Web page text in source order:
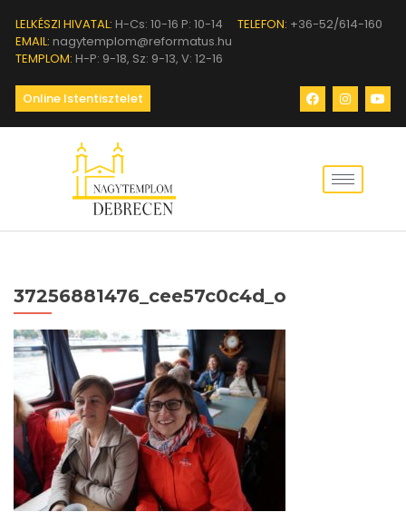
LELKÉSZI HIVATAL: H-Cs: 10-16 P: 10-14 TELEFON: +36-52/614-160
EMAIL: nagytemplom@reformatus.hu
TEMPLOM: H-P: 9-18, Sz: 9-13, V: 12-16
Online Istentisztelet
37256881476_cee57c0c4d_o